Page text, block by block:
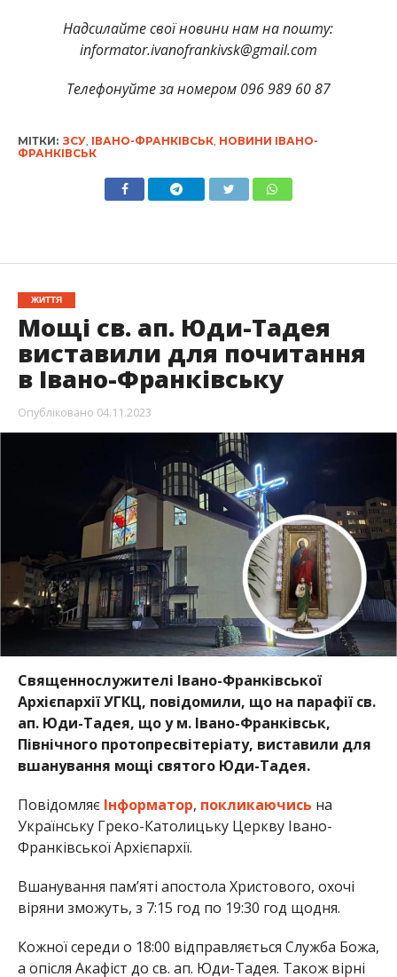
Надсилайте свої новини нам на пошту:
informator.ivanofrankivsk@gmail.com
Телефонуйте за номером 096 989 60 87
МІТКИ: ЗСУ, ІВАНО-ФРАНКІВСЬК, НОВИНИ ІВАНО-
ФРАНКІВСЬК
ЖИТТЯ
Мощі св. ап. Юди-Тадея
виставили для почитання
в Івано-Франківську
Опубліковано 04.11.2023
Священнослужителі Івано-Франківської
Архієпархії УГКЦ, повідомили, що на парафії св.
ап. Юди-Тадея, що у м. Івано-Франківськ,
Північного протопресвітеріату, виставили для
вшанування мощі святого Юди-Тадея.
Повідомляє Інформатор, покликаючись на
Українську Греко-Католицьку Церкву Івано-
Франківської Архієпархії.
Вшанування пам’яті апостола Христового, охочі
віряни зможуть, з 7:15 год по 19:30 год щодня.
Кожної середи о 18:00 відправляється Служба Божа,
а опісля Акафіст до св. ап. Юди-Тадея. Також вірні